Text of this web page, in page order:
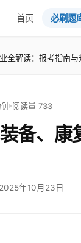
首页 必刷题
全解读：报考指南与
钟 阅读量 733
备、
年10月23日